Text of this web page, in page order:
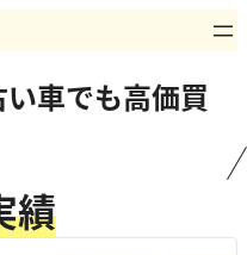
車でも高価買
績